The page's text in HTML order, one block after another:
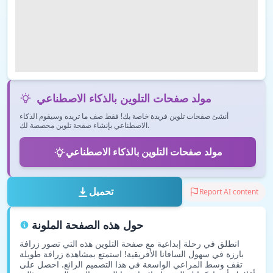
مولد صفحات التلوين بالذكاء الاصطناعي
أنشئ صفحات تلوين فريدة خاصة بك! فقط صف ما تريده وسيقوم الذكاء
الاصطناعي بإنشاء صفحة تلوين مخصصة لك.
مولد صفحات التلوين بالذكاء الاصطناعي
تحميل Report AI content
حول هذه الصفحة الملونة
انطلق في رحلة إبداعية مع صفحة التلوين هذه التي تصور زرافة
بارزة في سهول السافانا الأفريقية! استمتع بمشاهدة زرافة طويلة
تقف وسط المراعي الواسعة في هذا التصميم الرائع. احصل على